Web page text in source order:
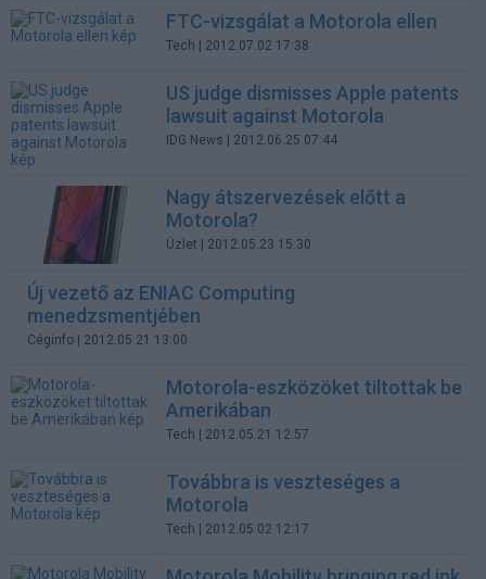
FTC-vizsgálat a Motorola ellen
Tech | 2012.07.02 17:38
US judge dismisses Apple patents
lawsuit against Motorola
IDG News | 2012.06.25 07:44
Nagy átszervezések előtt a
Motorola?
Üzlet | 2012.05.23 15:30
Új vezető az ENIAC Computing
menedzsmentjében
Céginfo | 2012.05.21 13:00
Motorola-eszközöket tiltottak be
Amerikában
Tech | 2012.05.21 12:57
Továbbra is veszteséges a
Motorola
Tech | 2012.05.02 12:17